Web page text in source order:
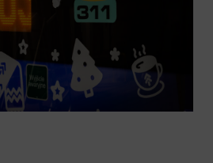
biletowe
biletów u kierowców
Karta Miejska
Payment System
internetowy